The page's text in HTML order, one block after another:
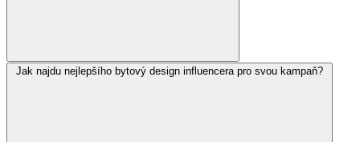
Jak najdu nejlepšího bytový design influencera pro svou kampaň?